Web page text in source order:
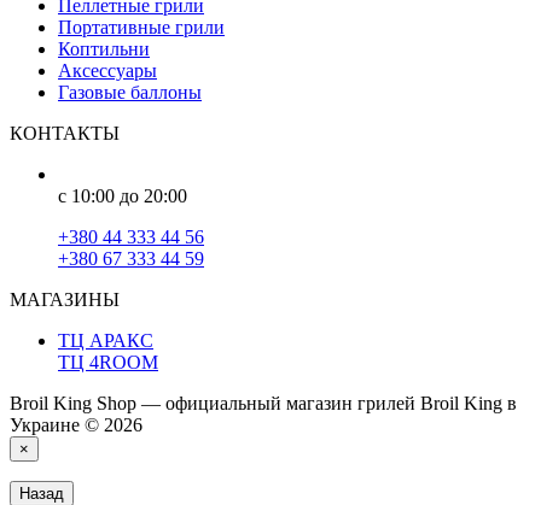
Пеллетные грили
Портативные грили
Коптильни
Аксессуары
Газовые баллоны
КОНТАКТЫ
с 10:00 до 20:00
+380 44 333 44 56
+380 67 333 44 59
МАГАЗИНЫ
ТЦ АРАКС
ТЦ 4ROOM
Broil King Shop — официальный магазин грилей Broil King в
Украине © 2026
×
Назад